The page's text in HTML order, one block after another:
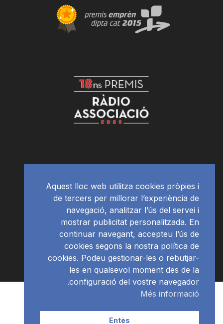
RàdioNews
Aquest lloc web utilitza cookies pròpies i
de tercers per millorar l’experiència de
navegació, analitzar l’ús del servei i
mostrar publicitat personalitzada. En
continuar navegant, accepteu l’ús de
cookies segons la nostra política de
cookies. Podeu gestionar-les o rebutjar-
les en qualsevol moment des de la
configuració del vostre navegador.
Més informació
Entès